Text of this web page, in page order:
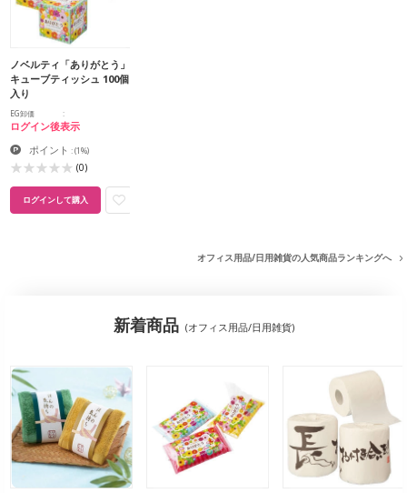
ノベルティ「ありがとう」
キューブティッシュ 100個
入り
EG卸価
ログイン後表示
ポイント :(1%)
(0)
ログインして購入
オフィス用品/日用雑貨の人気商品ランキングへ
新着商品 (オフィス用品/日用雑貨)